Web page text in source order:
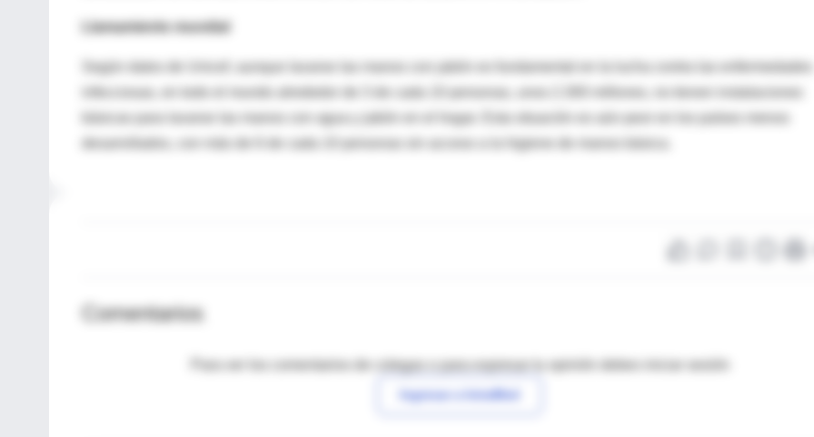
Llamamiento mundial
Según datos de Unicef, aunque lavarse las manos con jabón es fundamental en la lucha contra las enfermedades
básicas para lavarse las manos con agua y jabón en el hogar. Esta situación es aún peor en los países menos
desarrollados, con más de 6 de cada 10 personas sin acceso a la higiene de manos básica.
Comentarios
Para ver los comentarios de colegas o para expresar tu opinión debes iniciar sesión
Ingresar a IntraMed